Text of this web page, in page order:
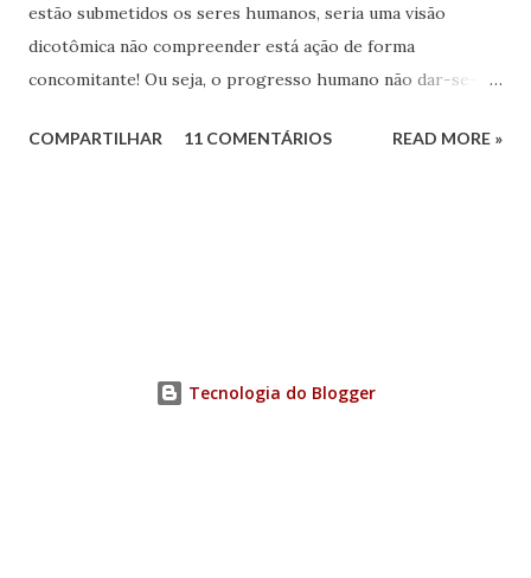
estão submetidos os seres humanos, seria uma visão
dicotômica não compreender está ação de forma
concomitante! Ou seja, o progresso humano não dar-se-á
social na formação do sujeito espiritual que atua na Terra.
COMPARTILHAR 11 COMENTÁRIOS READ MORE »
Tecnologia do Blogger